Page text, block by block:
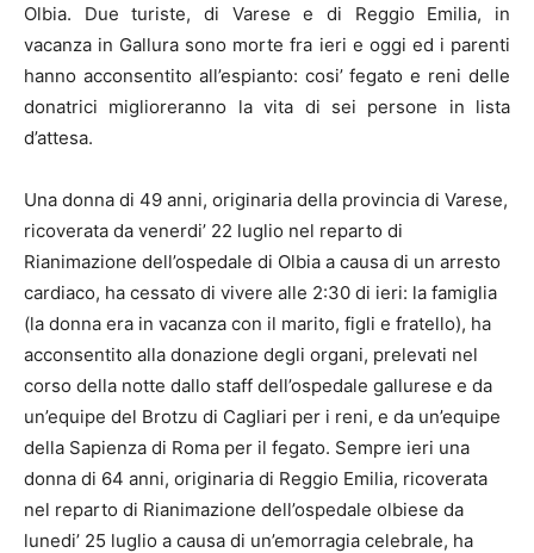
Olbia. Due turiste, di Varese e di Reggio Emilia, in
vacanza in Gallura sono morte fra ieri e oggi ed i parenti
hanno acconsentito all’espianto: cosi’ fegato e reni delle
donatrici miglioreranno la vita di sei persone in lista
d’attesa.
Una donna di 49 anni, originaria della provincia di Varese,
ricoverata da venerdi’ 22 luglio nel reparto di
Rianimazione dell’ospedale di Olbia a causa di un arresto
cardiaco, ha cessato di vivere alle 2:30 di ieri: la famiglia
(la donna era in vacanza con il marito, figli e fratello), ha
acconsentito alla donazione degli organi, prelevati nel
corso della notte dallo staff dell’ospedale gallurese e da
un’equipe del Brotzu di Cagliari per i reni, e da un’equipe
della Sapienza di Roma per il fegato. Sempre ieri una
donna di 64 anni, originaria di Reggio Emilia, ricoverata
nel reparto di Rianimazione dell’ospedale olbiese da
lunedi’ 25 luglio a causa di un’emorragia celebrale, ha